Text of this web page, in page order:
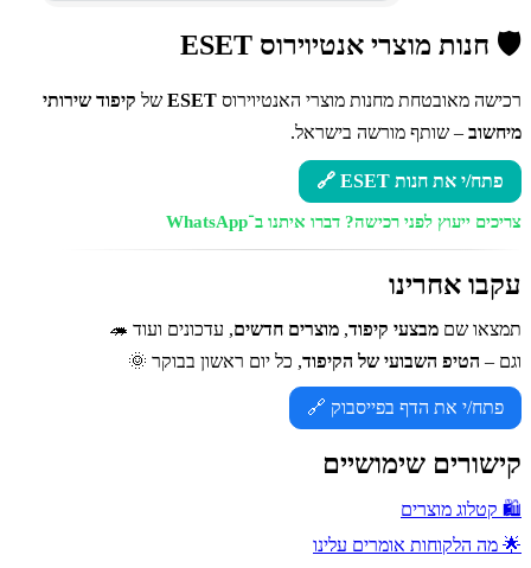
🛡️ חנות מוצרי אנטיוירוס ESET
רכישה מאובטחת מחנות מוצרי האנטיוירוס ESET של קיפוד שירותי
מיחשוב – שותף מורשה בישראל.
פתח/י את חנות ESET 🔗
צריכים ייעוץ לפני רכישה? דברו איתנו ב־WhatsApp
עקבו אחרינו
תמצאו שם מבצעי קיפוד, מוצרים חדשים, עדכונים ועוד 🦔
וגם – הטיפ השבועי של הקיפוד, כל יום ראשון בבוקר 🌞
פתח/י את הדף בפייסבוק 🔗
קישורים שימושיים
🛍️ קטלוג מוצרים
🌟 מה הלקוחות אומרים עלינו